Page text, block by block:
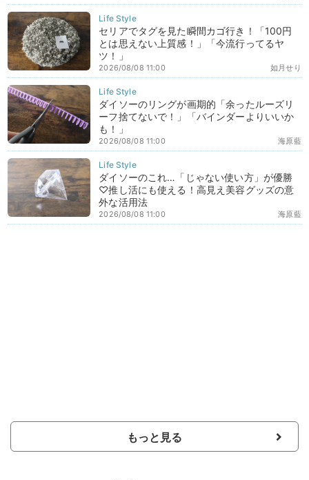
セリアでタグを見た瞬間カゴ行き！「100円
とは思えない上質感！」「今流行ってるヤ
ツ！」
如月せり
2026/08/08 11:00
ダイソーのリングが画期的「余ったルーズリ
ーフ捨てないで！」「バインダーよりいいか
も！」
海原藍
2026/08/08 11:00
ダイソーのこれ…「じゃない使い方」が優勝
♡推し活にも使える！高見え美容グッズの意
外な活用法
海原藍
2026/08/08 11:00
もっと見る